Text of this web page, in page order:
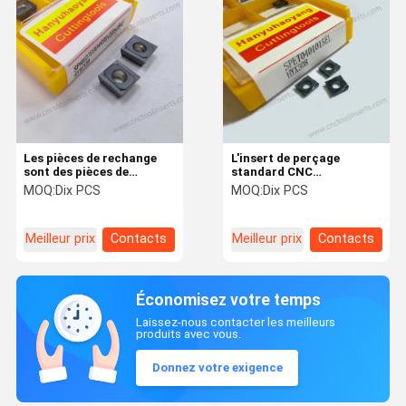
Les pièces de rechange
sont des pièces de
rechange qui sont
utilisées pour la
MOQ:Dix PCS
Meilleur prix Contacts
L'insert de perçage
standard CNC
SPET0401015EL est
disponible pour les
revêtement ou de
substrat
MOQ:Dix PCS
Meilleur prix Contacts
Économisez votre temps
Laissez-nous contacter les meilleurs
produits avec vous.
Donnez votre exigence